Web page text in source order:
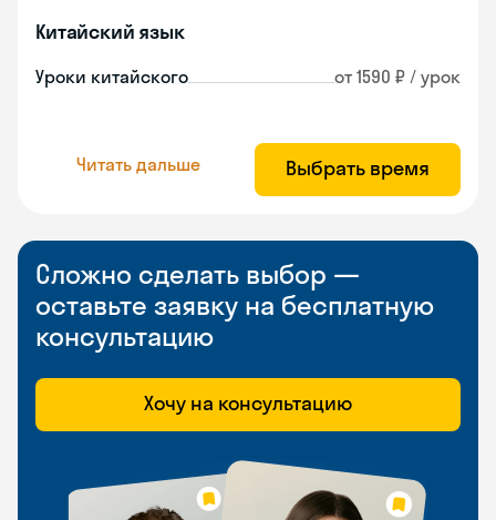
Китайский язык
Уроки китайского от 1590 ₽ / урок
Читать дальше Выбрать время
Сложно сделать выбор —
оставьте заявку на бесплатную
консультацию
Хочу на консультацию